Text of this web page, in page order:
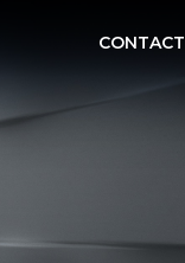
CONTACT